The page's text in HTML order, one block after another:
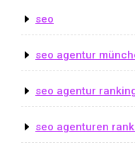
seo
seo agentur
seo agentur
seo agenturen